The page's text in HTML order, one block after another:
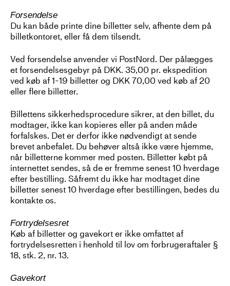
Forsendelse
Du kan både printe dine billetter selv, afhente dem på
billetkontoret, eller få dem tilsendt.
Ved forsendelse anvender vi PostNord. Der pålægges
et forsendelsesgebyr på DKK. 35,00 pr. ekspedition
ved køb af 1-19 billetter og DKK 70,00 ved køb af 20
eller flere billetter.
Billettens sikkerhedsprocedure sikrer, at den billet, du
modtager, ikke kan kopieres eller på anden måde
forfalskes. Det er derfor ikke nødvendigt at sende
brevet anbefalet. Du behøver altså ikke være hjemme,
når billetterne kommer med posten. Billetter købt på
internettet sendes, så de er fremme senest 10 hverdage
efter bestilling. Såfremt du ikke har modtaget dine
billetter senest 10 hverdage efter bestillingen, bedes du
kontakte os.
Fortrydelsesret
Køb af billetter og gavekort er ikke omfattet af
fortrydelsesretten i henhold til lov om forbrugeraftaler §
18, stk. 2, nr. 13.
Gavekort